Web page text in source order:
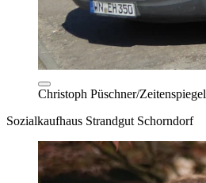
Christoph Püschner/Zeitenspiegel
Sozialkaufhaus Strandgut Schorndorf